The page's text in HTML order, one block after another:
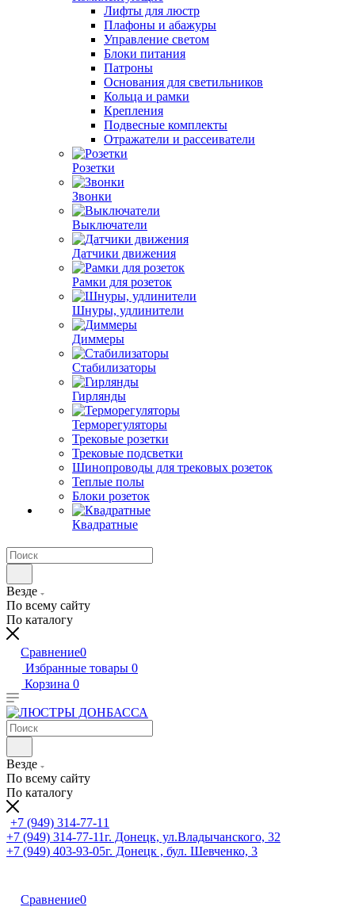
Лифты для люстр
Плафоны и абажуры
Управление светом
Блоки питания
Патроны
Основания для светильников
Кольца и рамки
Крепления
Подвесные комплекты
Отражатели и рассеиватели
Розетки
Звонки
Выключатели
Датчики движения
Рамки для розеток
Шнуры, удлинители
Диммеры
Стабилизаторы
Гирлянды
Терморегуляторы
Трековые розетки
Трековые подсветки
Шинопроводы для трековых розеток
Теплые полы
Блоки розеток
Квадратные
Везде
По всему сайту
По каталогу
Сравнение0
Избранные товары 0
Корзина 0
Везде
По всему сайту
По каталогу
+7 (949) 314-77-11
+7 (949) 314-77-11г. Донецк, ул.Владычанского, 32
+7 (949) 403-93-05г. Донецк , бул. Шевченко, 3
Сравнение0